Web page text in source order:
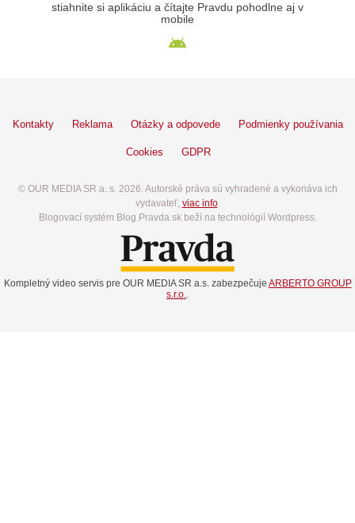
stiahnite si aplikáciu a čítajte Pravdu pohodlne aj v
mobile
Kontakty Reklama Otázky a odpovede Podmienky používania
Cookies GDPR
© OUR MEDIA SR a. s. 2026. Autorské práva sú vyhradené a vykonáva ich
vydavateľ, viac info.
Blogovací systém Blog.Pravda.sk beží na technológií Wordpress.
Kompletný video servis pre OUR MEDIA SR a.s. zabezpečuje ARBERTO GROUP
s.r.o.